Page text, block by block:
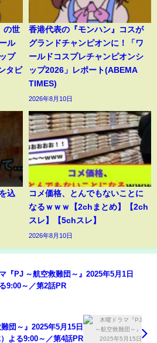
の世
ル
プ
タビ
香港代表の『モンハン』コスが
グランドチャンピオンに！「ワ
ールドコスプレチャンピオンシ
ップ2026」レポート(ABEMA
TIMES)
2026年8月10日
込
コメ価格、とんでもないことに
なるｗｗｗ【2chまとめ】【2ch
スレ】【5chスレ】
2026年8月10日
『PJ ～航空救難団～』2025年5月1日
9:00～／第2話PR
団～』2025年5月15日
）よる9:00～／第4話PR